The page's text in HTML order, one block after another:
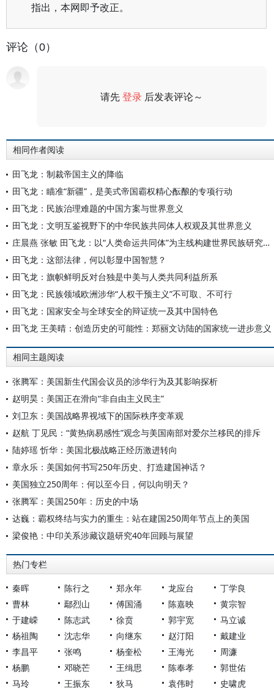
指出，本网即予改正。
评论（0）
请先登录 后发表评论～
相同作者阅读
田飞龙：制裁帝国主义的降临
田飞龙：瞄准“新疆”，是美式帝国霸权精心酝酿的专项行动
田飞龙：民族治理难题的中国方案与世界意义
田飞龙：文明互鉴视野下的中华民族共同体人权观及其世界意义
庄晨燕 张敏 田飞龙：以“人类命运共同体”为主线构建世界民族研究自主知识体系
田飞龙：这部法律，何以彰显中国智慧？
田飞龙：旗帜鲜明反对台独是中美与人类共同利益所系
田飞龙：民族领域欧洲涉华“人权干预主义”不可取、不可行
田飞龙：国家安全与全球安全的辩证统一及其中国特色
田飞龙 王美晴：创造历史的可能性：郑丽文访陆的国家统一进步意义
相同主题阅读
张腾军：美国新生代国会议员的涉华行为及其影响探析
赵明昊：美国正在滑向“非自由主义民主”
刘卫东：美国战略界视域下的国际秩序变革观
赵航 丁见民：“黄热病易感性”观念与美国南部对爱尔兰移民的排斥
陆婷瑶 忻华：美国北极战略正经历激进转向
章永乐：美国如何书写250年历史、打造建国神话？
美国独立250周年：何以至今日，何以向明天？
张腾军：美国250年：历史的中场
达巍：霸权终结与实力的重生：站在建国250周年节点上的美国
梁俊艳：中印关系涉藏议题研究40年回顾与展望
热门专栏
秦晖 陈行之 郑永年 龙应台
丁学良
曹林
鄢烈山 傅国涌 陈嘉映
黄宗智
于建嵘
陈志武 徐贲 郭宇宽
马立诚
杨祖陶
沈志华 向继东 赵汀阳
戴建业
李昌平
张鸣 杨奎松 王海光
周濂
杨鹏
邓晓芒 王缉思 陈奉孝
郭世佑
马玲
王振东 狄马 袁伟时 史啸虎